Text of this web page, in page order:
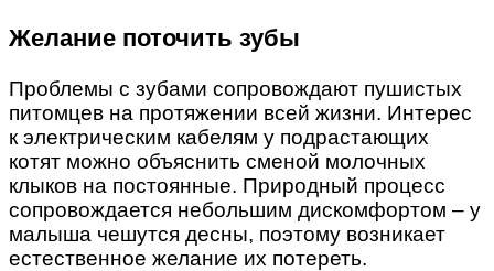
Желание поточить зубы
Проблемы с зубами сопровождают пушистых
питомцев на протяжении всей жизни. Интерес
к электрическим кабелям у подрастающих
котят можно объяснить сменой молочных
клыков на постоянные. Природный процесс
сопровождается небольшим дискомфортом – у
малыша чешутся десны, поэтому возникает
естественное желание их потереть.